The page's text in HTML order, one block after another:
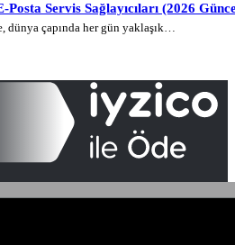
Servis Sağlayıcıları (2026
dünya çapında her gün yaklaşık…